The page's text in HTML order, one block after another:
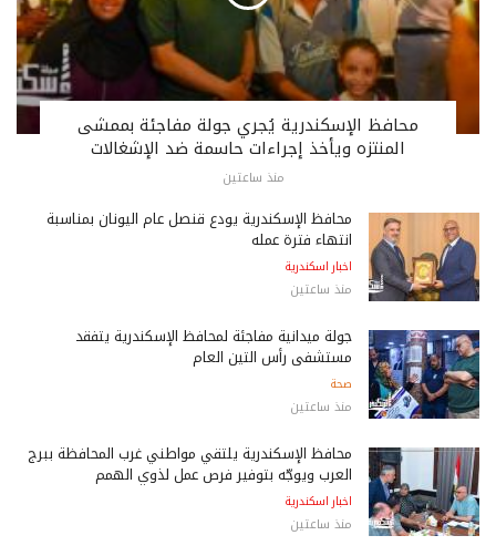
محافظ الإسكندرية يُجري جولة مفاجئة بممشى
المنتزه ويأخذ إجراءات حاسمة ضد الإشغالات
منذ ساعتين
محافظ الإسكندرية يودع قنصل عام اليونان بمناسبة
انتهاء فترة عمله
اخبار اسكندرية
منذ ساعتين
جولة ميدانية مفاجئة لمحافظ الإسكندرية يتفقد
مستشفى رأس التين العام
صحة
منذ ساعتين
محافظ الإسكندرية يلتقي مواطني غرب المحافظة ببرج
العرب ويوجّه بتوفير فرص عمل لذوي الهمم
اخبار اسكندرية
منذ ساعتين